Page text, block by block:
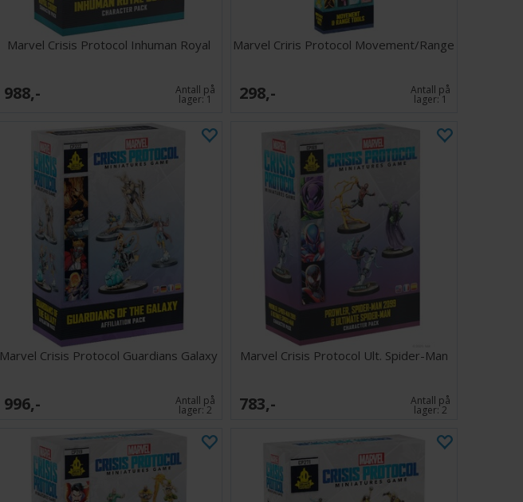
Marvel Crisis Protocol Inhuman Royal
988,- Antall på
lager:1
Marvel Criris Protocol Movement/Range
298,- Antall på
lager:1
Marvel Crisis Protocol Guardians Galaxy
996,- Antall på
lager:2
Marvel Crisis Protocol Ult. Spider-Man
783,- Antall på
lager:2